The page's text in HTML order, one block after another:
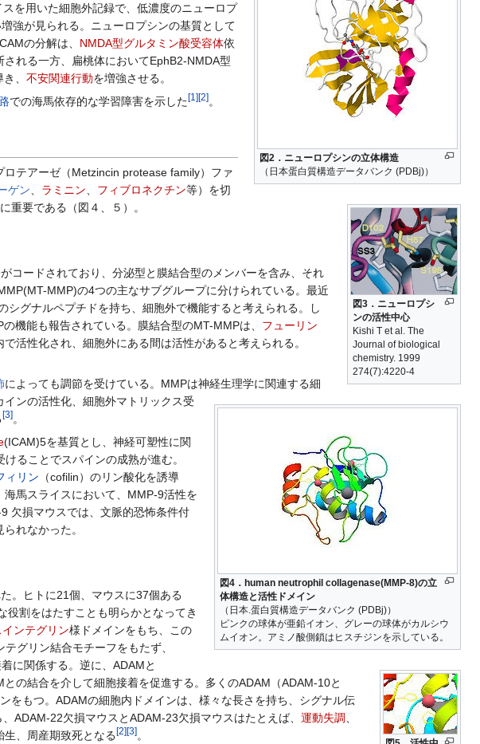
図2．ニューロプシンの立体構造
（日本蛋白質構造データバンク (PDBj)）
を用いた細胞外記録で、低濃度のニューロプ
強が見られる。ニューロプシンの基質として
の分解は、 NMDA型グルタミン酸受容体依
れる一方、扁桃体においてEphB2-NMDA型
、 不安関連行動を増強させる。
での海馬依存的な学習障害を示した[1 ][2] 。
図3．ニューロプシ
ンの活性中心
Kishi T et al. The
Journal of biological
chemistry. 1999
274(7):4220-4
テアーゼ（Metzincin protease family）ファ
ゲン ラミニン フィブロネクチン等）を切
重要である（図４、５）。
図4．human neutrophil collagenase(MMP-8)の立
体構造と活性ドメイン
（日本.蛋白質構造データバンク (PDBj)）
ピンクの球体が亜鉛イオン、グレーの球体がカルシウ
ムイオン。アミノ酸側鎖はヒスチジンを示している。
コードされており、分泌型と膜結合型のメンバーを含み、それ
MMP)の4つの主なサブグループに分けられている。最近
グナルペプチドを持ち、細胞外で機能すると考えられる。し
機能も報告されている。膜結合型のMT-MMPは、 フューリン
活性化され、細胞外にある間は活性があると考えられる。
によっても調節を受けている。MMPは神経生理学に関連する細
ンの活性化、細胞外マトリックス受
[3] 。
(ICAM)5を基質とし、神経可塑性に関
ることでスパインの成熟が進む。
ィリン （cofilin）のリン酸化を誘導
馬スライスにおいて、MMP-9活性を
欠損マウスでは、文脈的恐怖条件付
れなかった。
。ヒトに21個、マウスに37個ある
割をはたすことも明らかとなってき
ンテグリン様ドメインをもち、この
グリン結合モチーフをもたず、
に関係する。逆に、ADAMと
との結合を介して細胞接着を促進する。多くのADAM（ADAM-10と
ンをもつ。ADAMの細胞内ドメインは、様々な長さを持ち、シグナル伝
ADAM-22欠損マウスとADAM-23欠損マウスはたとえば、 運動失調、
、周産期致死となる [2][3]。